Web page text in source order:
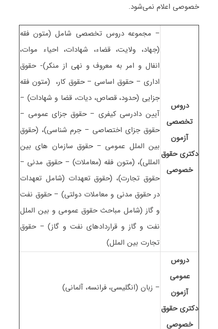
خصوصی اعلام نمی‌شود.
دروس
تخصصی
آزمون
دکتری حقوق
خصوصی
– مجموعه دروس تخصصی شامل (متون فقه
(جهاد، ولایت، قضاء، شهادات، احیاء موات،
انفال و امر به معروف و نهی از منکر)- حقوق
اداری – حقوق اساسی – حقوق کار، (متون فقه
جزایی (حدود، قصاص، دیات، قضا و شهادات) –
آیین دادرسی کیفری – حقوق جزای عمومی –
حقوق جزای اختصاصی – جرم شناسی)، (حقوق
بین الملل عمومی – حقوق سازمان های بین
المللی)، (متون فقه (معاملات) – حقوق مدنی –
حقوق تجارت)، (حقوق تعهدات (شامل تعهدات
در حقوق مدنی و معاملات دولتی) – حقوق نفت
و گاز (شامل مباحث حقوق عمومی و بین الملل
نفت و گاز و قراردادهای نفت و گاز) – حقوق
تجارت بین الملل)
دروس
عمومی
آزمون
دکتریحقوق
خصوصی
– زبان (انگلیسی، فرانسه، آلمانی)